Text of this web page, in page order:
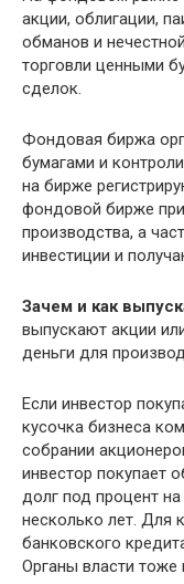
акции, облигации,
обманов и
торговли ценными
сделок.
Фондовая биржа
бумагами и
на бирже
фондовой бирже
производства, а
инвестиции и
Зачем и как
выпускают акции
деньги для
Если инвестор
кусочка бизнеса
собрании
инвестор покупает
долг под процент
несколько лет. Для
банковского
Органы власти тоже